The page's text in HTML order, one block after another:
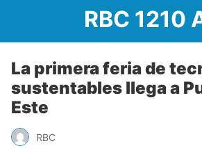
RBC 1210
La primera feria de
sustentables llega a
Este
RBC